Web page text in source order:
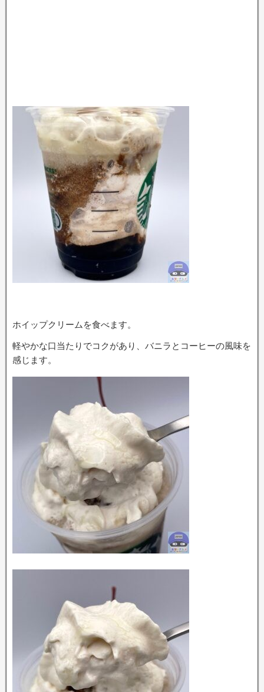
ホイップクリームを食べます。
軽やかな口当たりでコクがあり、バニラとコーヒーの風味を
感じます。